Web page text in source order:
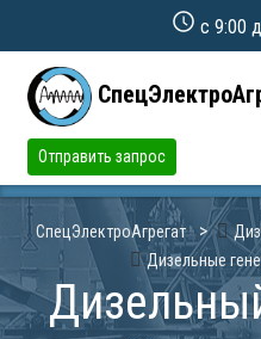
с 9:00
Отправить запрос
СпецЭлектроАгрегат
Дизельные